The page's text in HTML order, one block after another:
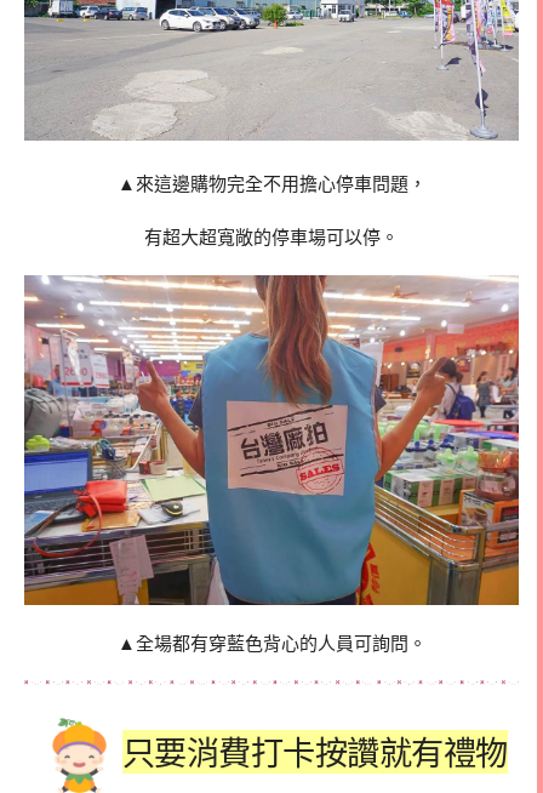
▲來這邊購物完全不用擔心停車問題，
有超大超寬敞的停車場可以停。
▲全場都有穿藍色背心的人員可詢問。
只要消費打卡按讚就有禮物